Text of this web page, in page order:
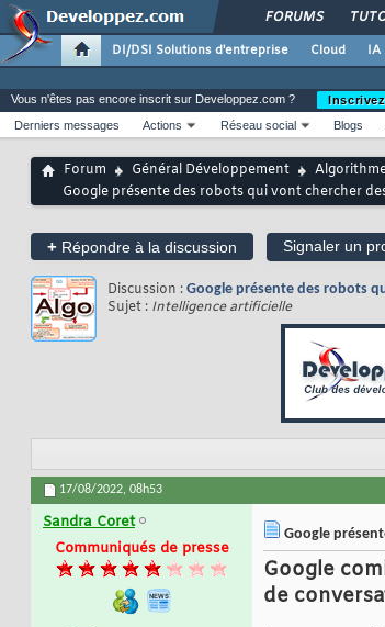
FORUMS
DI/DSI Solutions d'entreprise Cloud IA
Vous n'êtes pas encore inscrit sur Developpez.com ?
Derniers messages
Actions Réseau social Blogs
Forum Général Développement
Google présente des robots qui vont chercher
+ Répondre à la discussion Signaler un
Discussion : Google présente des robots
Sujet : Intelligence artificielle
17/08/2022, 08h53
Sandra Coret
Communiqués de presse
Google
Google
de